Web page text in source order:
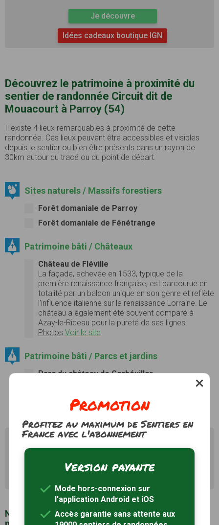
Je découvre
Idées cadeaux boutique IGN
Découvrez le patrimoine à proximité du
sentier de randonnée Circuit dit de
Mouacourt à Parroy (54)
Il existe 4 lieux remarquables à proximité de cette
randonnée. Ces lieux peuvent être accessibles et visibles
depuis le sentier ou bien être présents dans un rayon de
30km autour du tracé ou du point de départ.
Sites naturels / Massifs forestiers
Forêt domaniale de Parroy
Forêt domaniale de Fénétrange
Patrimoine bâti / Châteaux
Château de Fléville
La façade, achevée en 1533, typique de la
première renaissance française, est parcourue en
totalité par un balcon unique en son genre et reflète
l'influence italienne sur la renaissance Lorraine. Le
château a également été souvent comparé à
Azay-le-Rideau pour la pureté de ses lignes.
Photos Voir le site
Patrimoine bâti / Parcs et jardins
Parc du château de Gerbéviller
Il existe d'autres sentiers de randonnée à Parroy (54)
pour découvrir le terroir
Recherche avancée Parroy
Notre sélection de sentiers de randonnée à
Promotion
Profitez au maximum de Sentiers en
France avec l'abonnement
Version payante
Mode hors-connexion sur
l'application Android et iOS
Accès garantie sans attente aux